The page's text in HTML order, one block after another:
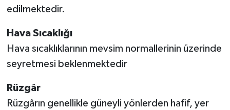
edilmektedir.
Hava Sıcaklığı
Hava sıcaklıklarının mevsim normallerinin üzerinde
seyretmesi beklenmektedir
Rüzgâr
Rüzgârın genellikle güneyli yönlerden hafif, yer
SİYASET
TEKNOLOJİ
YAŞAM